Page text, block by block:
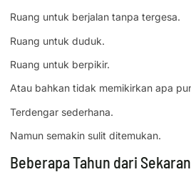
Ruang untuk berjalan tanpa tergesa.
Ruang untuk duduk.
Ruang untuk berpikir.
Atau bahkan tidak memikirkan apa
Terdengar sederhana.
Namun semakin sulit ditemukan.
Beberapa Tahun dari